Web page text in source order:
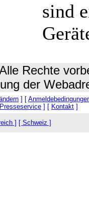
sind
Rechte
der
] [
Presseservice ] [ Kontakt ]
] [ Schweiz ]